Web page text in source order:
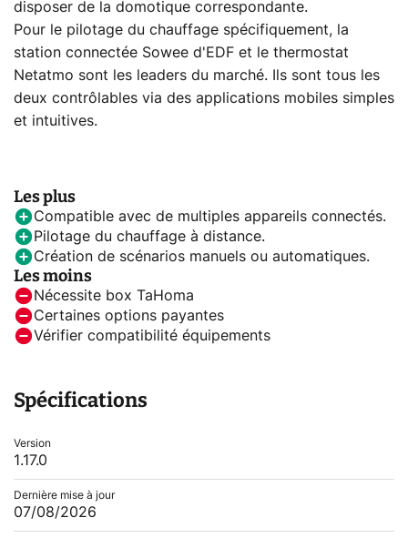
disposer de la domotique correspondante.
Pour le pilotage du chauffage spécifiquement, la
station connectée Sowee d'EDF et le thermostat
Netatmo sont les leaders du marché. Ils sont tous les
deux contrôlables via des applications mobiles simples
et intuitives.
Les plus
Compatible avec de multiples appareils connectés.
Pilotage du chauffage à distance.
Création de scénarios manuels ou automatiques.
Les moins
Nécessite box TaHoma
Certaines options payantes
Vérifier compatibilité équipements
Spécifications
Version
1.17.0
Dernière mise à jour
07/08/2026